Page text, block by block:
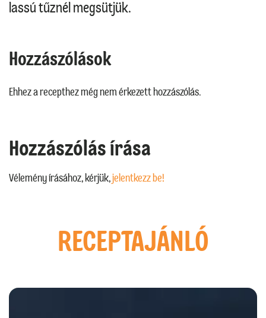
lassú tűznél megsütjük.
Hozzászólások
Ehhez a recepthez még nem érkezett hozzászólás.
Hozzászólás írása
Vélemény írásához, kérjük,jelentkezz be!
RECEPTAJÁNLÓ